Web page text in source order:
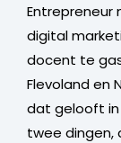
Entrepreneur
digital
docent te
Flevoland en
dat gelooft in
twee dingen,